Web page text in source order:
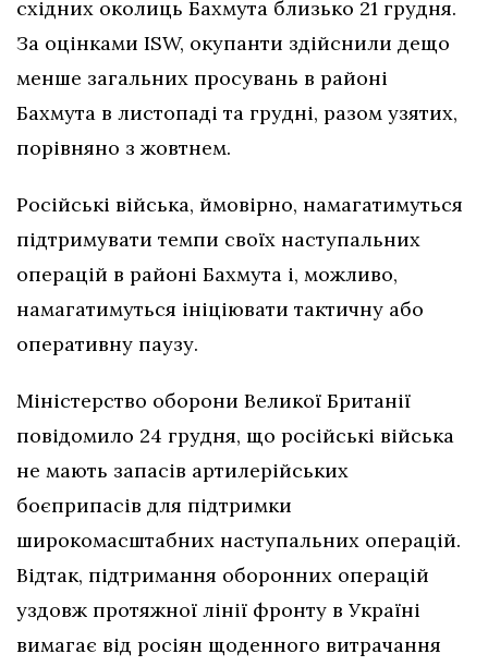
східних околиць Бахмута близько 21 грудня.
За оцінками ISW, окупанти здійснили дещо
менше загальних просувань в районі
Бахмута в листопаді та грудні, разом узятих,
порівняно з жовтнем.
Російські війська, ймовірно, намагатимуться
підтримувати темпи своїх наступальних
операцій в районі Бахмута і, можливо,
намагатимуться ініціювати тактичну або
оперативну паузу.
Міністерство оборони Великої Британії
повідомило 24 грудня, що російські війська
не мають запасів артилерійських
боєприпасів для підтримки
широкомасштабних наступальних операцій.
Відтак, підтримання оборонних операцій
уздовж протяжної лінії фронту в Україні
вимагає від росіян щоденного витрачання